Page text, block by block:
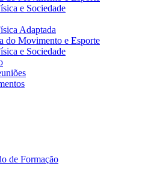
e Sociedade
Adaptada
do Movimento e Esporte
e Sociedade
de Formação